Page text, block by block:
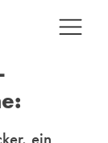
ein